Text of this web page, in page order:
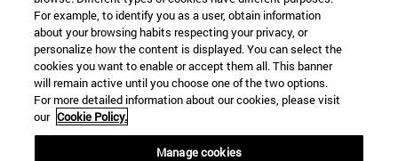
FUNCIÓN Y FICCIÓN. Varios artistas
Más información
For example, to identify you as a user, obtain information
about your browsing habits respecting your privacy, or
personalize how the content is displayed. You can select the
cookies you want to enable or accept them all. This banner
will remain active until you choose one of the two options.
For more detailed information about our cookies, please visit
our Cookie Policy.
Manage cookies